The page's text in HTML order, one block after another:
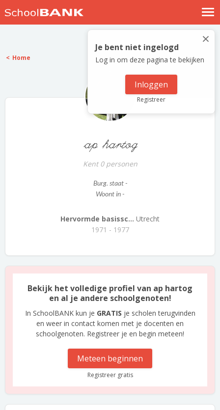
Nostalgische verhalen
Log in
Meld je gratis aan
×
Je bent niet ingelogd
Log in om deze pagina te bekijken
Inloggen
Registreer
Home
ap hartog
Kent 0 personen
Burg. staat -
Woont in -
Hervormde basissc... Utrecht
1971 - 1977
Bekijk het volledige profiel van ap hartog
en al je andere schoolgenoten!
In SchoolBANK kun je GRATIS je scholen terugvinden
en weer in contact komen met je docenten en
schoolgenoten. Registreer je en begin meteen!
Meteen beginnen
Registreer gratis